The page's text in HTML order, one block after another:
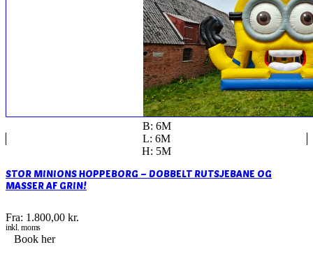
B: 6M
L: 6M
H: 5M
STOR MINIONS HOPPEBORG – DOBBELT RUTSJEBANE OG
MASSER AF GRIN!
Fra: 1.800,00 kr.
inkl. moms
Book her